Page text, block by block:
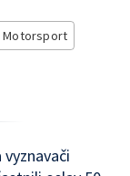
Motorsport